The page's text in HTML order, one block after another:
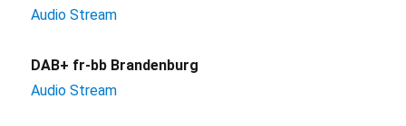
Audio Stream
DAB+ fr-bb Brandenburg
Audio Stream